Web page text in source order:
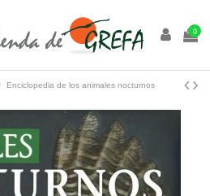
0
Enciclopedia de los animales nocturnos